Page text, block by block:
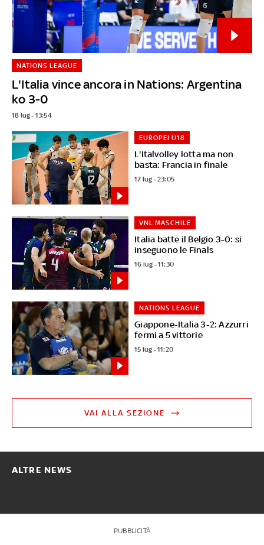
L'Italia vince ancora in Nations: Argentina
ko 3-0
NATIONS LEAGUE
18 lug - 13:54
L'Italvolley lotta ma non
basta: Francia in finale
EUROPEI U18
17 lug - 23:05
Italia batte il Belgio 3-0: si
inseguono le Finals
VNL MASCHILE
16 lug - 11:30
Giappone-Italia 3-2: Azzurri
fermi a 5 vittorie
NATIONS LEAGUE
15 lug - 11:20
VAI ALLA SEZIONE
ALTRE NEWS
PUBBLICITÀ